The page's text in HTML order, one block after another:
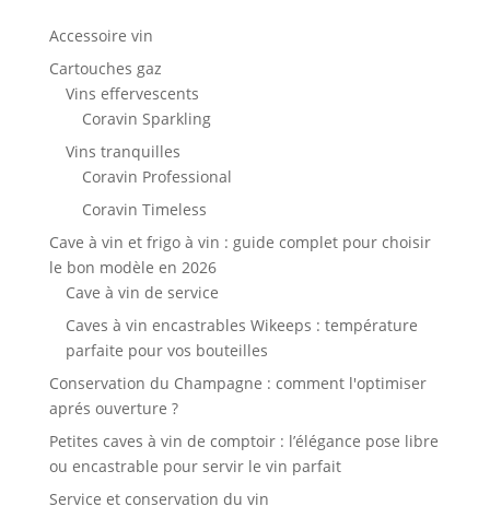
Accessoire vin
Cartouches gaz
Vins effervescents
Coravin Sparkling
Vins tranquilles
Coravin Professional
Coravin Timeless
Cave à vin et frigo à vin : guide complet pour choisir
le bon modèle en 2026
Cave à vin de service
Caves à vin encastrables Wikeeps : température
parfaite pour vos bouteilles
Conservation du Champagne : comment l'optimiser
aprés ouverture ?
Petites caves à vin de comptoir : l’élégance pose libre
ou encastrable pour servir le vin parfait
Service et conservation du vin